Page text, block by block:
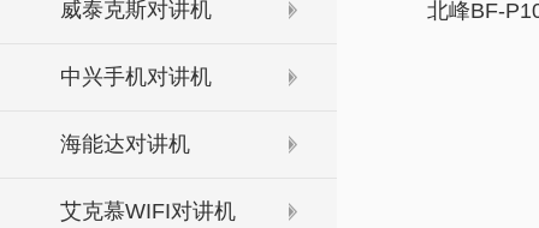
威泰克斯对讲机
中兴手机对讲机
海能达对讲机
艾克慕WIFI对讲机
北峰BF-